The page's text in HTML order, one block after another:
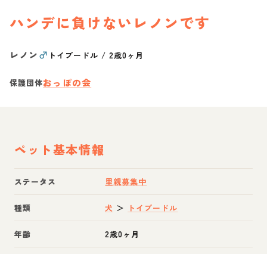
ハンデに負けないレノンです
レノン♂ トイプードル /2歳0ヶ月
保護団体おっぽの会
ペット基本情報
ステータス 里親募集中
種類 犬 ＞ トイプードル
年齢 2歳0ヶ月